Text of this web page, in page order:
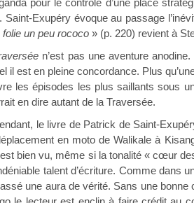
pour le contrôle d’une place
Saint-Exupéry évoque au passage
folie un peu rococo » (p. 220) revient à
n’est pas une aventure
il est en pleine concordance. Plus
les épisodes les plus saillants sous
en dire autant de la Traversée.
le livre de Patrick de Saint-
en moto de Walikale à
bien vu, même si la tonalité « cœur
talent d’écriture. Comme dans
une aura de vérité. Sans une bonne